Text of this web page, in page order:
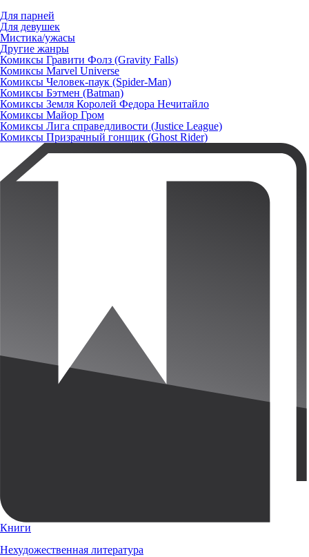
Для парней
Для девушек
Мистика/ужасы
Другие жанры
Комиксы Гравити Фолз (Gravity Falls)
Комиксы Marvel Universe
Комиксы Человек-паук (Spider-Man)
Комиксы Бэтмен (Batman)
Комиксы Земля Королей Федора Нечитайло
Комиксы Майор Гром
Комиксы Лига справедливости (Justice League)
Комиксы Призрачный гонщик (Ghost Rider)
Книги
Нехудожественная литература